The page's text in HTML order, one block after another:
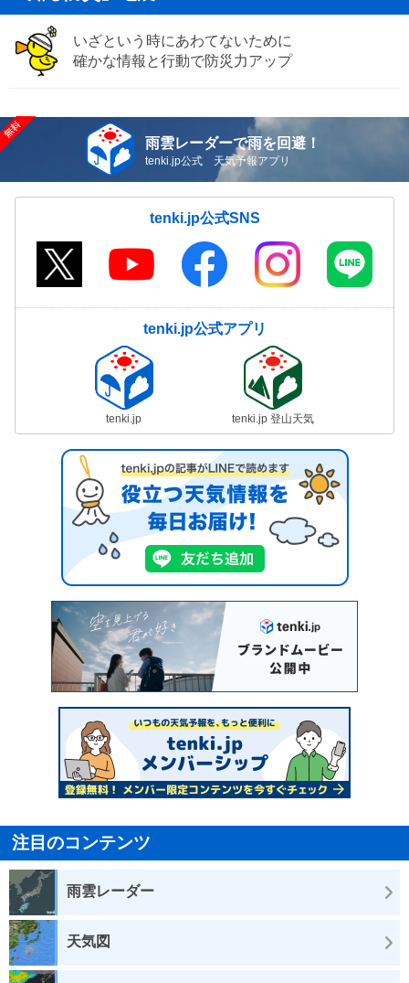
いざという時にあわてないために
確かな情報と行動で防災力アップ
雨雲レーダーで雨を回避！
tenki.jp公式 天気予報アプリ
tenki.jp公式SNS
tenki.jp公式アプリ
tenki.jp tenki.jp 登山天気
注目のコンテンツ
雨雲レーダー
天気図